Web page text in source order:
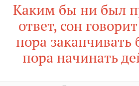
Каким бы ни был
ответ, сон
пора заканчивать
пора начинать